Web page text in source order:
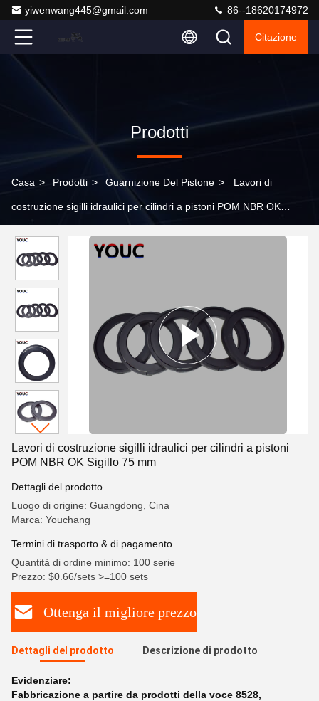
yiwenwang445@gmail.com 86--18620174972
Citazione
Prodotti
Casa > Prodotti > Guarnizione Del Pistone > Lavori di
costruzione sigilli idraulici per cilindri a pistoni POM NBR OK
Lavori di costruzione sigilli idraulici per cilindri a pistoni
POM NBR OK Sigillo 75 mm
Dettagli del prodotto
Luogo di origine: Guangdong, Cina
Marca: Youchang
Termini di trasporto & di pagamento
Quantità di ordine minimo: 100 serie
Prezzo: $0.66/sets >=100 sets
Ottenga il migliore prezzo
Dettagli del prodotto Descrizione di prodotto
Evidenziare:
Fabbricazione a partire da prodotti della voce 8528,